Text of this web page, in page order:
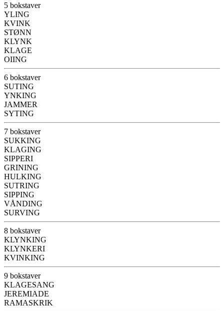
5 bokstaver
YLING
KVINK
STØNN
KLYNK
KLAGE
OIING
6 bokstaver
SUTING
YNKING
JAMMER
SYTING
7 bokstaver
SUKKING
KLAGING
SIPPERI
GRINING
HULKING
SUTRING
SIPPING
VÅNDING
SURVING
8 bokstaver
KLYNKING
KLYNKERI
KVINKING
9 bokstaver
KLAGESANG
JEREMIADE
RAMASKRIK